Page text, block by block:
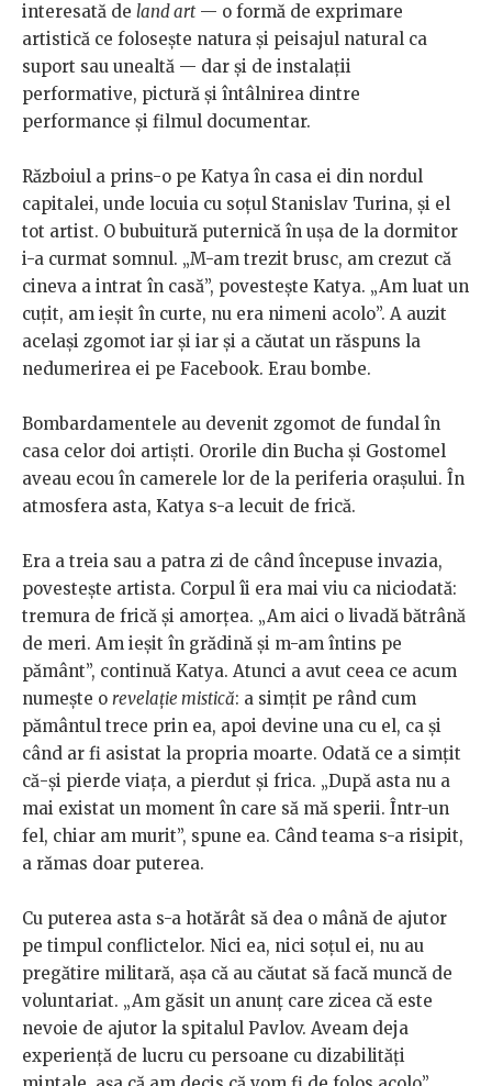
interesată de land art— o formă de exprimare
artistică ce folosește natura și peisajul natural ca
suport sau unealtă — dar și de instalații
performative, pictură și întâlnirea dintre
performance și filmul documentar.
Războiul a prins-o pe Katya în casa ei din nordul
capitalei, unde locuia cu soțul Stanislav Turina, și el
tot artist. O bubuitură puternică în ușa de la dormitor
i-a curmat somnul. „M-am trezit brusc, am crezut că
cineva a intrat în casă”, povestește Katya. „Am luat un
cuțit, am ieșit în curte, nu era nimeni acolo”. A auzit
același zgomot iar și iar și a căutat un răspuns la
nedumerirea ei pe Facebook. Erau bombe.
Bombardamentele au devenit zgomot de fundal în
casa celor doi artiști. Ororile din Bucha și Gostomel
aveau ecou în camerele lor de la periferia orașului. În
atmosfera asta, Katya s-a lecuit de frică.
Era a treia sau a patra zi de când începuse invazia,
povestește artista. Corpul îi era mai viu ca niciodată:
tremura de frică și amorțea. „Am aici o livadă bătrână
de meri. Am ieșit în grădină și m-am întins pe
pământ”, continuă Katya. Atunci a avut ceea ce acum
numește o revelație mistică: a simțit pe rând cum
pământul trece prin ea, apoi devine una cu el, ca și
când ar fi asistat la propria moarte. Odată ce a simțit
că-și pierde viața, a pierdut și frica. „După asta nu a
mai existat un moment în care să mă sperii. Într-un
fel, chiar am murit”, spune ea. Când teama s-a risipit,
a rămas doar puterea.
Cu puterea asta s-a hotărât să dea o mână de ajutor
pe timpul conflictelor. Nici ea, nici soțul ei, nu au
pregătire militară, așa că au căutat să facă muncă de
voluntariat. „Am găsit un anunț care zicea că este
nevoie de ajutor la spitalul Pavlov. Aveam deja
experiență de lucru cu persoane cu dizabilități